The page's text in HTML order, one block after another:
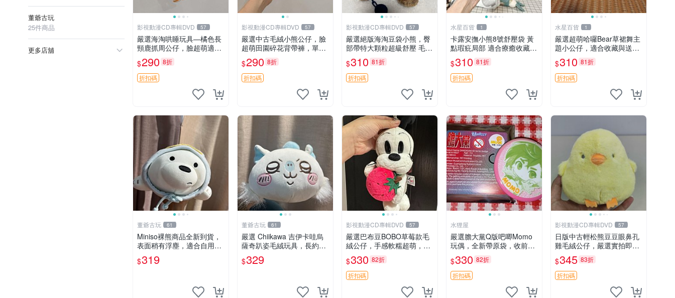
董爺古玩
25件商品
更多店舖
影視動漫CD專輯DVD 57
嚴選海淘哄睡玩具—橘色長
頸鹿抓周公仔，臉超萌適合
寶寶陪伴，中古略有使用痕
跡 橘色 長頸鹿 抓周
$290 8折
折扣碼
影視動漫CD專輯DVD 57
嚴選中古毛絨小熊公仔，臉
超萌田園碎花背帶褲，單只
實拍展示 中古、毛絨玩具、
玩偶
$290 8折
折扣碼
影視動漫CD專輯DVD 57
嚴選絕版海淘豆袋小熊，臀
部帶特大顆粒超級舒壓 毛毛
摸起來格外順滑適合收藏 10
0%棉質 豆袋枕 豆袋、抱
枕、小熊
$310 81折
折扣碼
水星百貨 1
卡露安撫小熊8號舒壓袋 黃
點瑕疪局部 適合療癒收藏
撫慰身心 美肌養護 放鬆好
物
$310 81折
折扣碼
水星百貨 1
嚴選超萌哈囉Bear草裙舞主
題小公仔，適合收藏與送禮
100 克 哈囉Bear 草裙舞
$310 81折
折扣碼
董爺古玩 61
Miniso裸熊商品全新到貨，
表面稍有浮塵，適合自用收
藏嚴選款。 裸熊 商品 裸熊
玩偶
$319
董爺古玩 61
嚴選 Chiikawa 吉伊卡哇烏
薩奇趴姿毛絨玩具，長約30
cm，質地超軟適合收藏 烏
薩奇 Chiikawa 毛絨 超軟
$329
影視動漫CD專輯DVD 57
嚴選巴布豆BOBO草莓款毛
絨公仔，手感軟糯超萌，成
色優良適合作為收藏品或包
包配飾。可視頻確認詳情。
巴布豆 BOBO 草莓 毛絨公
仔 收藏 包配飾
$330 82折
折扣碼
水狸屋
嚴選膽大黨Q版吧唧Momo
玩偶，全新帶原袋，收前請
詳讀收物須知。非偏遠地區
同城可取。 膽大黨 Q版 陳
冠希 妙Q玩偶
$330 82折
折扣碼
影視動漫CD專輯DVD 57
日版中古輕松熊豆豆眼鼻孔
雞毛絨公仔，嚴選實拍即視
粉絲必買 公仔紙箱氣泡膜精
心包裝快速發貨 輕松熊 公
仔 雞毛絨
$345 83折
折扣碼